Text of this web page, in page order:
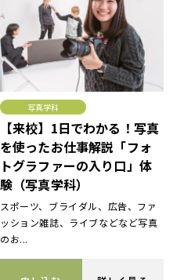
写真学科
【来校】1日でわかる！写真
を使ったお仕事解説「フォ
トグラファーの入り口」体
験（写真学科）
スポーツ、ブライダル、広告、ファ
ッション雑誌、ライブなどなど写真
のお...